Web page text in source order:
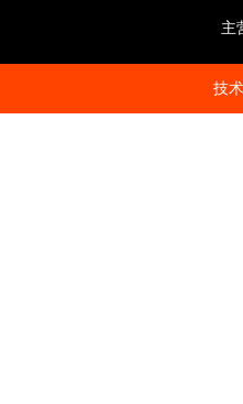
主
技